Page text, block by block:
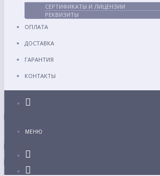
СЕРТИФИКАТЫ И ЛИЦЕНЗИИ
РЕКВИЗИТЫ
ОПЛАТА
ДОСТАВКА
ГАРАНТИЯ
КОНТАКТЫ
МЕНЮ